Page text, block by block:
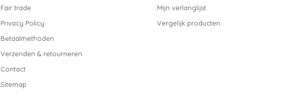
Fair trade
Privacy Policy
Betaalmethoden
Verzenden & retourneren
Contact
Sitemap
Mijn verlanglijst
Vergelijk producten